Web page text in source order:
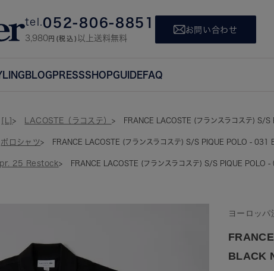
tel.052-806-8851
3,980円(税込) 以上送料無料
お問い合わせ
BLOGPRESSSHOPGUIDEFAQ
[L] LACOSTE（ラコステ） FRANCE LACOSTE (フランスラコステ) S/
ポロシャツ FRANCE LACOSTE (フランスラコステ) S/S PIQUE POLO - 031
25 Restock FRANCE LACOSTE (フランスラコステ) S/S PIQUE POLO
ヨーロッ
BLACK